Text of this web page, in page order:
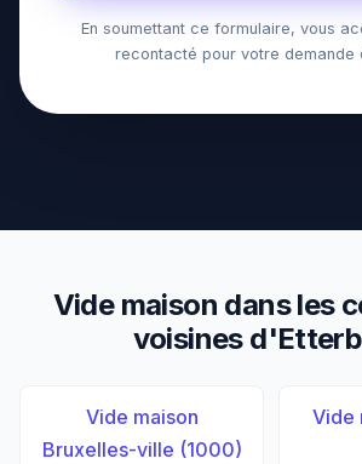
En soumettant ce formulaire, vous
recontacté pour votre demande
Vide maison dans les
voisines
Vide maison
Bruxelles-ville (1000)
Vide